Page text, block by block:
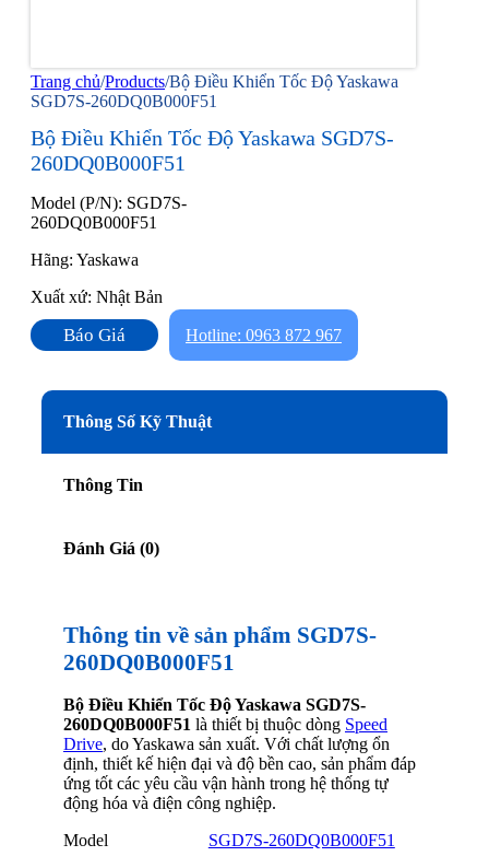
Trang chủ/Products/Bộ Điều Khiển Tốc Độ Yaskawa
SGD7S-260DQ0B000F51
Bộ Điều Khiển Tốc Độ Yaskawa SGD7S-
260DQ0B000F51
Model (P/N): SGD7S-
260DQ0B000F51
Hãng: Yaskawa
Xuất xứ: Nhật Bản
Báo Giá Hotline: 0963 872 967
Thông Số Kỹ Thuật
Thông Tin
Đánh Giá (0)
Thông tin về sản phẩm SGD7S-
260DQ0B000F51
Bộ Điều Khiển Tốc Độ Yaskawa SGD7S-
260DQ0B000F51 là thiết bị thuộc dòng Speed
Drive, do Yaskawa sản xuất. Với chất lượng ổn
định, thiết kế hiện đại và độ bền cao, sản phẩm đáp
ứng tốt các yêu cầu vận hành trong hệ thống tự
động hóa và điện công nghiệp.
Model
SGD7S-260DQ0B000F51